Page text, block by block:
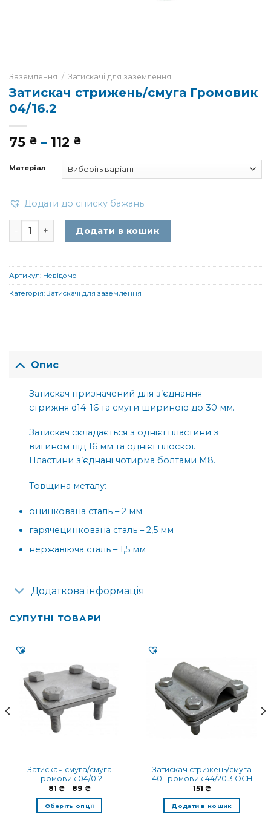
Заземлення / Затискачі для заземлення
Затискач стрижень/смуга Громовик
04/16.2
75 ₴ – 112 ₴Діапазон
від
75 ₴
112 ₴
Матеріал
Додати до списку бажань
Затискач стрижень/смуга Громовик 04/16.2 кількість
Додати в кошик
Артикул: Невідомо
Категорія: Затискачі для заземлення
Опис
Затискач призначений для з’єднання
стрижня d14-16 та смуги шириною до 30 мм.
Затискач складається з однієї пластини з
вигином під 16 мм та однієї плоскої.
Пластини з’єднані чотирма болтами М8.
Товщина металу:
оцинкована сталь – 2 мм
гарячецинкована сталь – 2,5 мм
нержавіюча сталь – 1,5 мм
Додаткова інформація
СУПУТНІ ТОВАРИ
Затискач смуга/смуга
Громовик 04/0.2
81 ₴ – 89 ₴Діапазон
від
81 ₴
Оберіть опції
Затискач стрижень/смуга
40 Громовик 44/20.3 OCH
151 ₴
Додати в кошик